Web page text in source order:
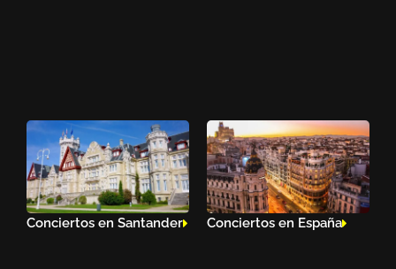
Conciertos en Santander Conciertos en España